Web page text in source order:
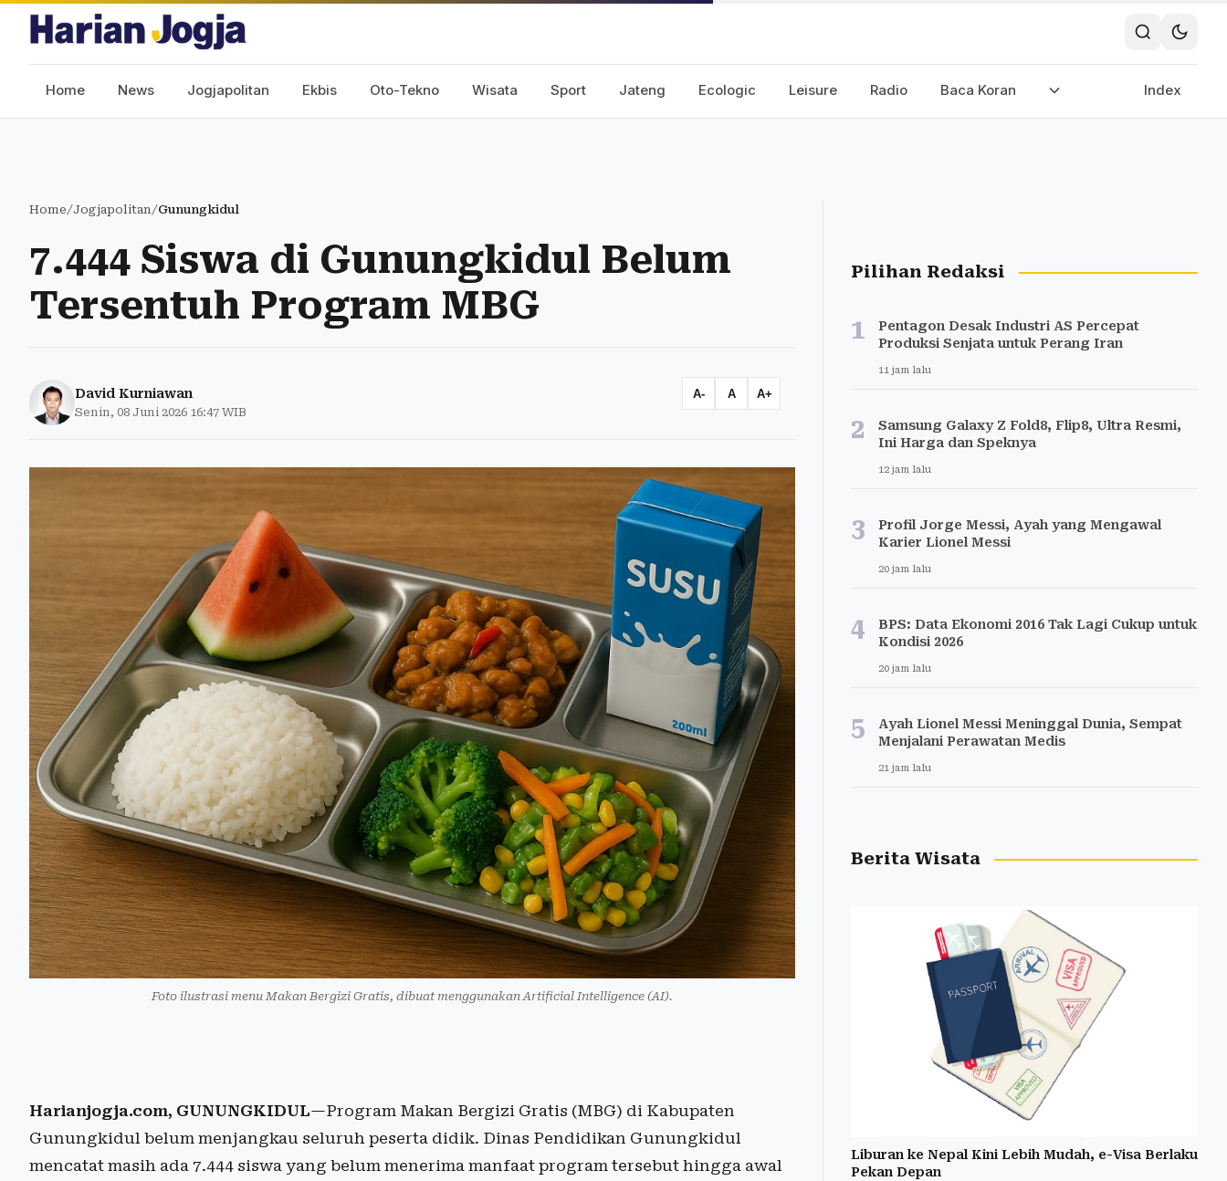
Home News Jogjapolitan Ekbis Oto-Tekno Wisata Sport Jateng Ecologic Leisure Radio Baca Koran Index
Home/Jogjapolitan/Gunungkidul
7.444 Siswa di Gunungkidul Belum
Tersentuh Program MBG
David Kurniawan
Senin, 08 Juni 2026 16:47 WIB
A- A A+
Foto ilustrasi menu Makan Bergizi Gratis, dibuat menggunakan Artificial Intelligence (AI).
Harianjogja.com, GUNUNGKIDUL—Program Makan Bergizi Gratis (MBG) di Kabupaten
Gunungkidul belum menjangkau seluruh peserta didik. Dinas Pendidikan Gunungkidul
mencatat masih ada 7.444 siswa yang belum menerima manfaat program tersebut hingga awal
Pilihan Redaksi
1
Pentagon Desak Industri AS Percepat
Produksi Senjata untuk Perang Iran
11 jam lalu
2
Samsung Galaxy Z Fold8, Flip8, Ultra Resmi,
Ini Harga dan Speknya
12 jam lalu
3
Profil Jorge Messi, Ayah yang Mengawal
Karier Lionel Messi
20 jam lalu
4
BPS: Data Ekonomi 2016 Tak Lagi Cukup untuk
Kondisi 2026
20 jam lalu
5
Ayah Lionel Messi Meninggal Dunia, Sempat
Menjalani Perawatan Medis
21 jam lalu
Berita Wisata
Liburan ke Nepal Kini Lebih Mudah, e-Visa Berlaku
Pekan Depan